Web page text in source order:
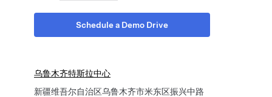
Schedule a Demo Drive
乌鲁木齐特斯拉中心
新疆维吾尔自治区乌鲁木齐市米东区振兴中路